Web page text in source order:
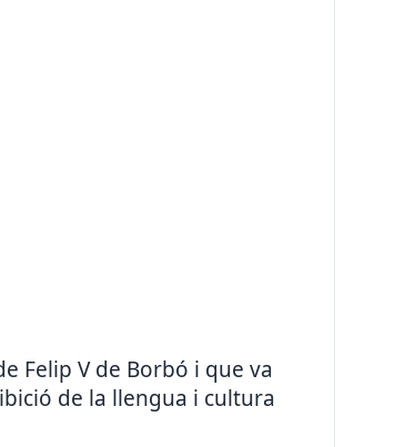
Felip V de Borbó i que va
de la llengua i cultura